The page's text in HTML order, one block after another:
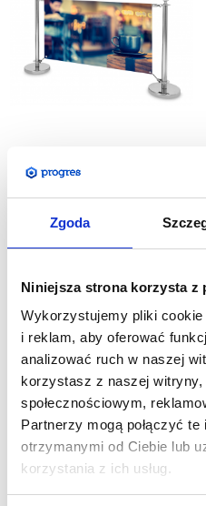
Zgoda
Niniejsza strona korzysta z
Wykorzystujemy pliki
i reklam, aby oferować
analizować ruch w naszej
korzystasz z naszej witryny,
społecznościowym,
Partnerzy mogą połączyć
otrzymanymi od Ciebie lub
korzystania z ich usług.
z wydrukiem
Cena brutto:498,15zł